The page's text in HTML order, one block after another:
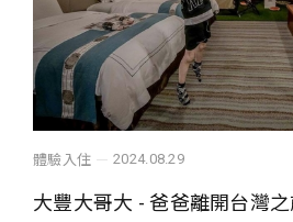
體驗入住 2024.08.29